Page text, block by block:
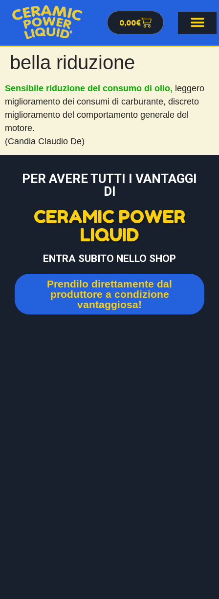
0,00€
bella riduzione
Sensibile riduzione del consumo di olio, leggero
miglioramento dei consumi di carburante, discreto
miglioramento del comportamento generale del
motore.
(Candia Claudio De)
PER AVERE TUTTI I VANTAGGI
DI
CERAMIC POWER
LIQUID
ENTRA SUBITO NELLO SHOP
Prendilo direttamente dal
produttore a condizione
vantaggiosa!